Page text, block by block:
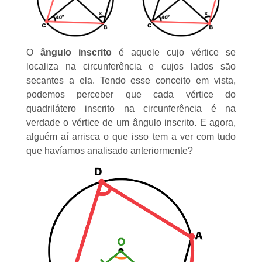
O ângulo inscritoé aquele cujo vértice se
localiza na circunferência e cujos lados são
secantes a ela. Tendo esse conceito em vista,
podemos perceber que cada vértice do
quadrilátero inscrito na circunferência é na
verdade o vértice de um ângulo inscrito. E agora,
alguém aí arrisca o que isso tem a ver com tudo
que havíamos analisado anteriormente?